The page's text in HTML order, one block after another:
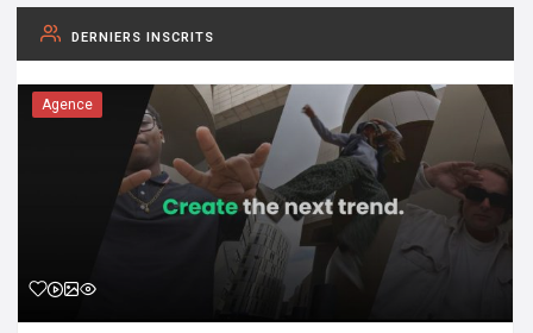
DERNIERS INSCRITS
Agence